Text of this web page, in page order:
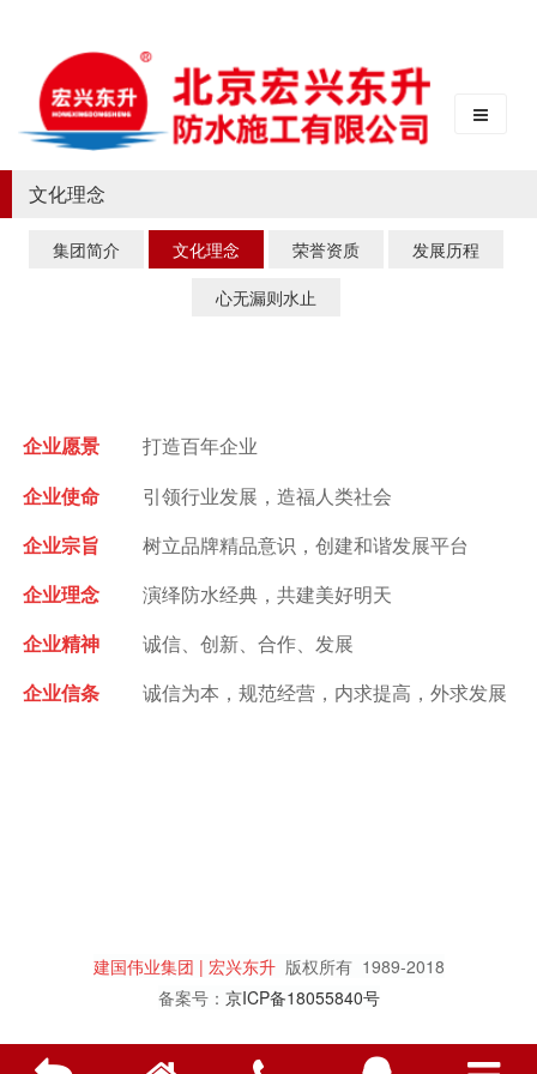
文化理念
集团简介 文化理念 荣誉资质
发展历程
心无漏则水止
企业愿景
打造百年企业
企业使命
引领行业发展，造福人类社会
企业宗旨
树立品牌精品意识，创建和谐发展平台
企业理念
演绎防水经典，共建美好明天
企业精神
诚信、创新、合作、发展
企业信条
诚信为本，规范经营，内求提高，外求发展
建国伟业集团 | 宏兴东升版权所有 1989-2018
备案号： 京ICP备18055840号